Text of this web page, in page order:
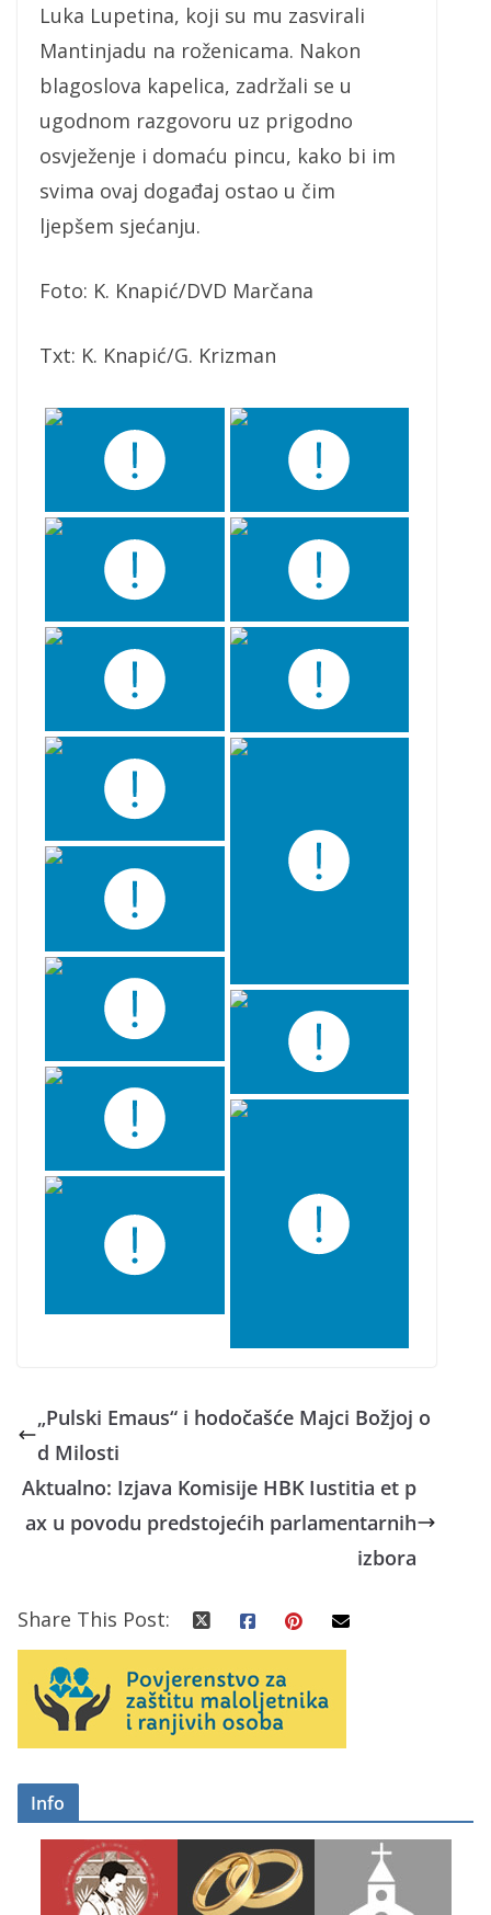
Luka Lupetina, koji su mu zasvirali
Mantinjadu na roženicama. Nakon
blagoslova kapelica, zadržali se u
ugodnom razgovoru uz prigodno
osvježenje i domaću pincu, kako bi im
svima ovaj događaj ostao u čim
ljepšem sjećanju.
Foto: K. Knapić/DVD Marčana
Txt: K. Knapić/G. Krizman
„Pulski Emaus“ i hodočašće Majci Božjoj o
d Milosti
Aktualno: Izjava Komisije HBK Iustitia et p
ax u povodu predstojećih parlamentarnih
izbora
Share This Post:
Info